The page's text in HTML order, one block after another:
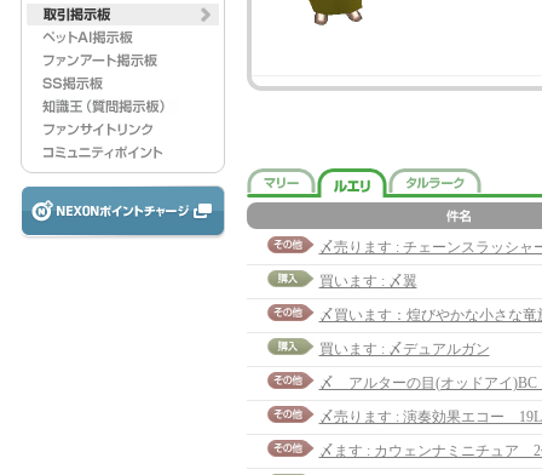
買います : 〆翼
買います : 〆デュアルガン
〆売ります : 演奏効果エコー
〆ます : カウェンナミニチュア